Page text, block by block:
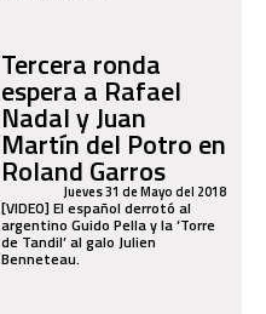
Tercera ronda
espera a Rafael
Nadal y Juan
Martín del Potro en
Roland Garros
Jueves 31 de Mayo del 2018
[VIDEO] El español derrotó al
argentino Guido Pella y la ‘Torre
de Tandil’ al galo Julien
Benneteau.